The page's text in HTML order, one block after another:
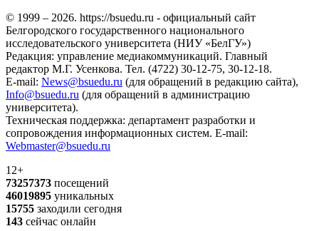
© 1999 – 2026. https://bsuedu.ru - официальный сайт
Белгородского государственного национального
исследовательского университета (НИУ «БелГУ»)
Редакция: управление медиакоммуникаций. Главный
редактор М.Г. Усенкова. Тел. (4722) 30-12-75, 30-12-18.
E-mail: News@bsuedu.ru (для обращений в редакцию сайта),
Info@bsuedu.ru (для обращений в администрацию
университета).
Техническая поддержка: департамент разработки и
сопровождения информационных систем. E-mail:
Webmaster@bsuedu.ru
12+
73257373 посещений
46019895 уникальных
15755 заходили сегодня
143 сейчас онлайн